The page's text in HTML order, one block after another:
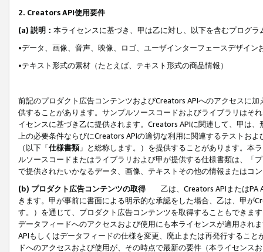
2. Creators API使用要件
(a) 説明： 本ライセンスに基づき、甲は乙に対し、以下を含むプログ
•データ、画像、音声、映像、ロゴ、ユーザインターフェースデザイ
•テキスト形式の素材（たとえば、テキスト形式の商品情報）
前記のプロダクト広告コンテンツおよびCreators APIへのアクセスに
供することがあります。サンプルソースコードおよびライブラリはそ
イセンスに基づき乙に提供されます。Creators APIに関連して、甲は
上の必要条件ならびにCreators APIの適切な利用に関連するテストお
（以下「仕様書類」と総称します。）を提供することがあります。本
ルソースコードまたはライブラリおよび甲が提供する仕様書類は、「
で提供されたいかなるデータ、画像、テキストその他の情報またはコ
(b) プロダクト広告コンテンツの取得
乙は、Creators APIまたはPA
きます。甲が事前に書面による明示的な承認をした場合、乙は、甲が
す。）を通じて、プロダクト広告コンテンツを取得することもできま
データフィードへのアクセスおよび使用にも本ライセンスが適用され
APIもしくはデータフィードの仕様を変更、廃止または再発行するこ
ドへのアクセスおよび使用が、その時点で最新の要件（本ライセン